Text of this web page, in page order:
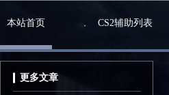
本站首页 CS2辅助列表
更多文章